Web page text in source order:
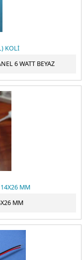
KOLİ
6 WATT BEYAZ
MM
MM